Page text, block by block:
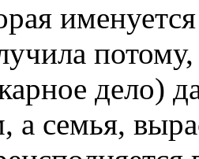
дело)
а семья,